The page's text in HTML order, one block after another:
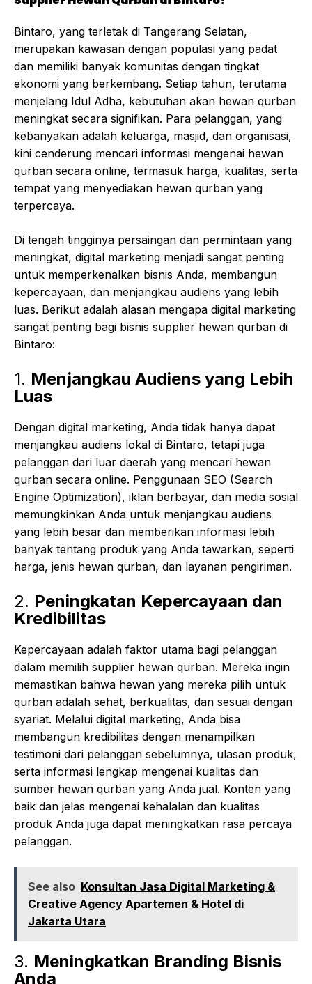
Bintaro, yang terletak di Tangerang Selatan,
merupakan kawasan dengan populasi yang padat
dan memiliki banyak komunitas dengan tingkat
ekonomi yang berkembang. Setiap tahun, terutama
menjelang Idul Adha, kebutuhan akan hewan qurban
meningkat secara signifikan. Para pelanggan, yang
kebanyakan adalah keluarga, masjid, dan organisasi,
kini cenderung mencari informasi mengenai hewan
qurban secara online, termasuk harga, kualitas, serta
tempat yang menyediakan hewan qurban yang
terpercaya.
Di tengah tingginya persaingan dan permintaan yang
meningkat, digital marketing menjadi sangat penting
untuk memperkenalkan bisnis Anda, membangun
kepercayaan, dan menjangkau audiens yang lebih
luas. Berikut adalah alasan mengapa digital marketing
sangat penting bagi bisnis supplier hewan qurban di
Bintaro:
1. Menjangkau Audiens yang Lebih
Luas
Dengan digital marketing, Anda tidak hanya dapat
menjangkau audiens lokal di Bintaro, tetapi juga
pelanggan dari luar daerah yang mencari hewan
qurban secara online. Penggunaan SEO (Search
Engine Optimization), iklan berbayar, dan media sosial
memungkinkan Anda untuk menjangkau audiens
yang lebih besar dan memberikan informasi lebih
banyak tentang produk yang Anda tawarkan, seperti
harga, jenis hewan qurban, dan layanan pengiriman.
2. Peningkatan Kepercayaan dan
Kredibilitas
Kepercayaan adalah faktor utama bagi pelanggan
dalam memilih supplier hewan qurban. Mereka ingin
memastikan bahwa hewan yang mereka pilih untuk
qurban adalah sehat, berkualitas, dan sesuai dengan
syariat. Melalui digital marketing, Anda bisa
membangun kredibilitas dengan menampilkan
testimoni dari pelanggan sebelumnya, ulasan produk,
serta informasi lengkap mengenai kualitas dan
sumber hewan qurban yang Anda jual. Konten yang
baik dan jelas mengenai kehalalan dan kualitas
produk Anda juga dapat meningkatkan rasa percaya
pelanggan.
See also Konsultan Jasa Digital Marketing &
Creative Agency Apartemen & Hotel di
Jakarta Utara
3. Meningkatkan Branding Bisnis
Anda